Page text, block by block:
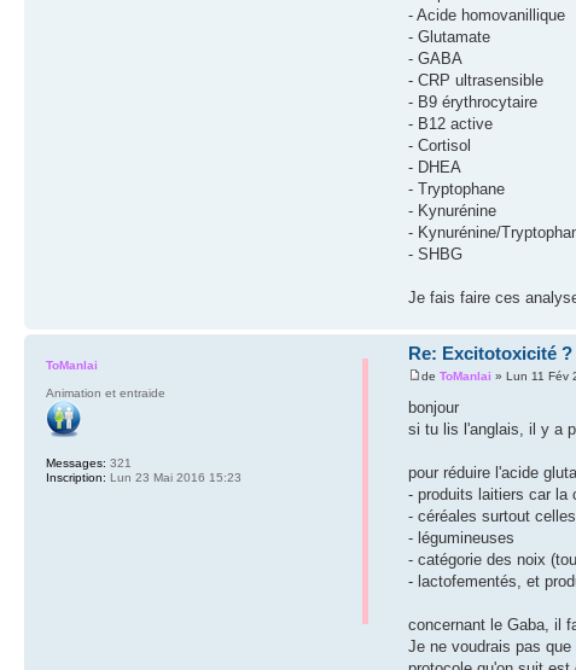
- Acide homovanillique
- Glutamate
- GABA
- CRP ultrasensible
- B9 érythrocytaire
- B12 active
- Cortisol
- DHEA
- Tryptophane
- Kynurénine
- Kynurénine/
- SHBG
Je fais faire ces
Re: Excitotoxicité ?
deToManlai » Lun 11 Fév
bonjour
si tu lis l'anglais, il y a
pour réduire l'acide
- produits laitiers car la
- céréales surtout
- légumineuses
- catégorie des noix
- lactofementés, et
concernant le Gaba, il
Je ne voudrais pas
ToManlai
Animation et entraide
Messages: 321
Inscription: Lun 23 Mai 2016 15:23